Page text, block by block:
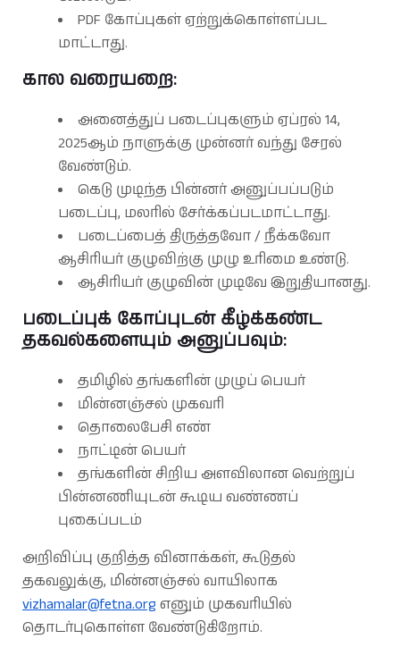
PDF கோப்புகள் ஏற்றுக்கொள்ளப்பட
மாட்டாது.
கால வரையறை:
அனைத்துப் படைப்புகளும் ஏப்ரல் 14,
2025ஆம் நாளுக்கு முன்னர் வந்து சேரல்
வேண்டும்.
கெடு முடிந்த பின்னர் அனுப்பப்படும்
படைப்பு, மலரில் சேர்க்கப்படமாட்டாது.
படைப்பைத் திருத்தவோ / நீக்கவோ
ஆசிரியர் குழுவிற்கு முழு உரிமை உண்டு.
ஆசிரியர் குழுவின் முடிவே இறுதியானது.
படைப்புக் கோப்புடன் கீழ்க்கண்ட
தகவல்களையும் அனுப்பவும்:
தமிழில் தங்களின் முழுப் பெயர்
மின்னஞ்சல் முகவரி
தொலைபேசி எண்
நாட்டின் பெயர்
தங்களின் சிறிய அளவிலான வெற்றுப்
பின்னணியுடன் கூடிய வண்ணப்
புகைப்படம்
அறிவிப்பு குறித்த வினாக்கள், கூடுதல்
தகவலுக்கு, மின்னஞ்சல் வாயிலாக
vizhamalar@fetna.orgஎனும் முகவரியில்
தொடர்புகொள்ள வேண்டுகிறோம்.